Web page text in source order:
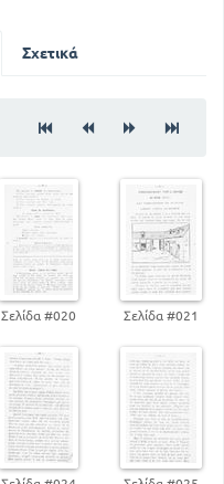
Σχετικά
Σελίδα #020 Σελίδα #021